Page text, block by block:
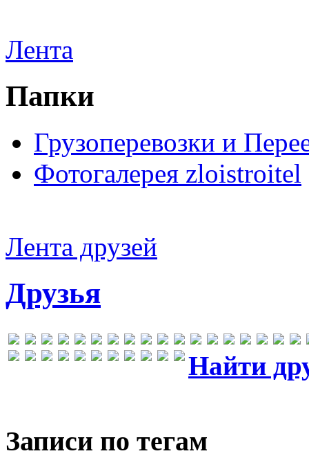
Лента
Папки
Грузоперевозки и
Фотогалерея zloistroitel
Лента друзей
Друзья
Найти
Записи по тегам